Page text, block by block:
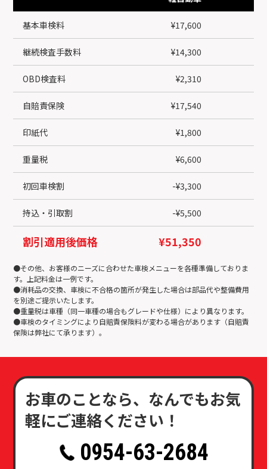
基本車検料 ¥17,600
継続検査手数料 ¥14,300
OBD検査料 ¥2,310
自賠責保険 ¥17,540
印紙代 ¥1,800
重量税 ¥6,600
初回車検割 -¥3,300
持込・引取割 -¥5,500
割引適用後価格 ¥51,350
●その他、お客様のニーズに合わせた車検メニューを各種準備しておりま
す。上記料金は一例です。
●消耗品の交換、車検に不合格の箇所が発生した場合は部品代や整備費用
を別途ご提示いたします。
●重量税は車種（同一車種の場合もグレードや仕様）により異なります。
●車検のタイミングにより自賠責保険料が変わる場合があります（自賠責
保険は弊社にて承ります）。
お車のことなら、なんでもお気
軽にご連絡ください！
0954-63-2684